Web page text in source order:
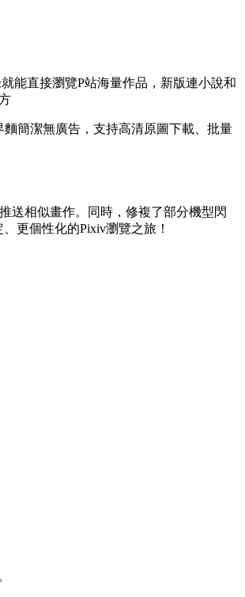
能直接瀏覽P站海量作品，新版連小說和
簡潔無廣告，支持高清原圖下載、批量
送相似畫作。同時，修複了部分機型閃
更個性化的Pixiv瀏覽之旅！